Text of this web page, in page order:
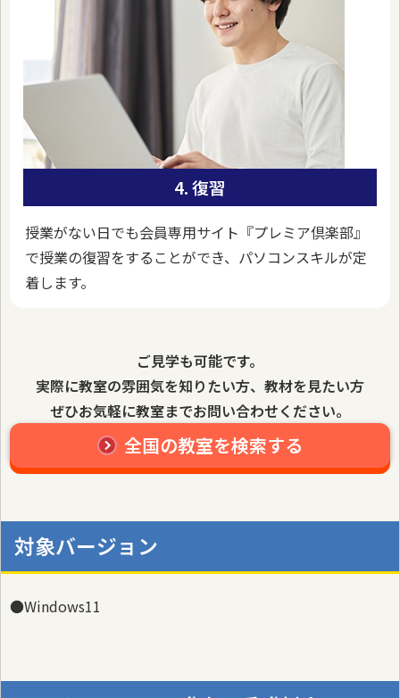
4. 復習
授業がない日でも会員専用サイト『プレミア倶楽部』
で授業の復習をすることができ、パソコンスキルが定
着します。
ご見学も可能です。
実際に教室の雰囲気を知りたい方、教材を見たい方
ぜひお気軽に教室までお問い合わせください。
全国の教室を検索する
対象バージョン
●Windows11